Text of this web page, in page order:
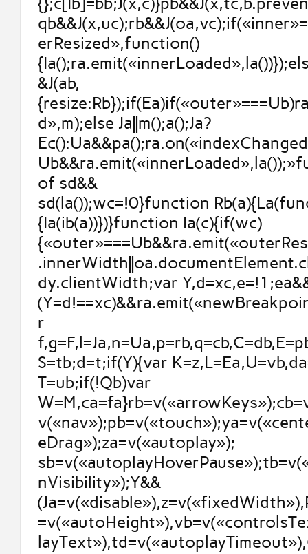
erResized»,function()
&J(ab,
d»,m);else Ja||m();a();Ja?
of sd&&
sd(la());wc=!0}function
{Ia(ib(a))})}function Ia(c){if(wc)
dy.clientWidth;var
r
S=tb;d=t;if(Y){var
T=ub;if(!Qb)var
eDrag»);za=v(«autoplay»);
nVisibility»);Y&&